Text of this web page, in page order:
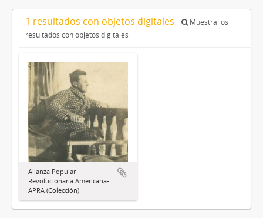
1 resultados con objetos digitales
Muestra los
resultados con objetos digitales
Alianza Popular
Revolucionaria Americana-
APRA (Colección)